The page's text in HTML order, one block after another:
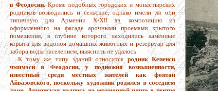
в Феодосии.Кроме подобных городских и монастырских
родников возводились и сельские, однако имели ли они
типичную для Армении X-XII вв. композицию из
оформленного на фасаде арочными проемами крытого
помещения, в глубине которого находились каменные
корыта для водопоя домашних животных и резервуар для
забора воды населением, выяснить не удалось.
... К тому же типу зданий относится родник Кепенси
чэшмэси в Феодосии, у подножия возвышенности,
известный среди местных жителей как фонтан
Айвазовского, поскольку художник родился в соседнем